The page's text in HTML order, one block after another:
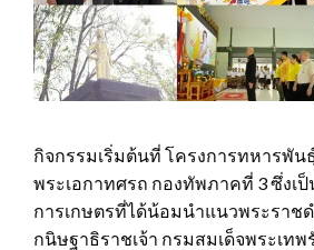
กิจกรรมเริ่มต้นที่ โครงการทหารพัน
พระเอกาทศรถ กองทัพภาคที่ 3 ซึ่งเ
การเกษตรที่ได้น้อมนำแนวพระราช
กนิษฐาธิราชเจ้า กรมสมเด็จพระเท